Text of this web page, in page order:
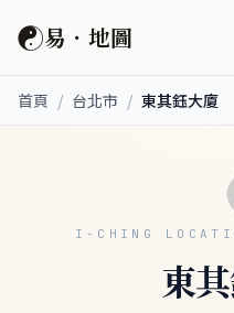
☯易．地圖
首頁 / 台北市 / 東其鈺大廈
I-CHING
東